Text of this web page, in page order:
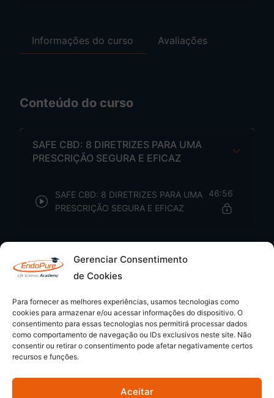
Gerenciar Consentimento
de Cookies
Para fornecer as melhores experiências, usamos tecnologias como
cookies para armazenar e/ou acessar informações do dispositivo. O
consentimento para essas tecnologias nos permitirá processar dados
como comportamento de navegação ou IDs exclusivos neste site. Não
consentir ou retirar o consentimento pode afetar negativamente certos
recursos e funções.
Aceitar
Informações do curso Avaliações
Conteúdo do curso
SAFE CBD: 8 DIRETRIZES PARA UMA
PRESCRIÇÃO SEGURA E EFICAZ
SAFE CBD: 8 DIRETRIZES PARA UMA
PRESCRIÇÃO SEGURA E EFICAZ
46:56